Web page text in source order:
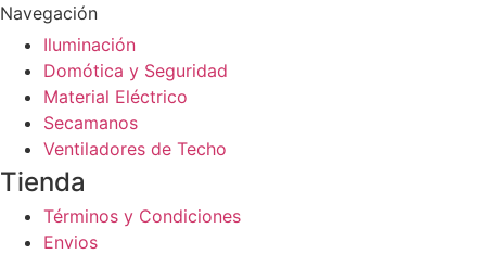
Navegación
Iluminación
Domótica y Seguridad
Material Eléctrico
Secamanos
Ventiladores de Techo
Tienda
Términos y Condiciones
Envios